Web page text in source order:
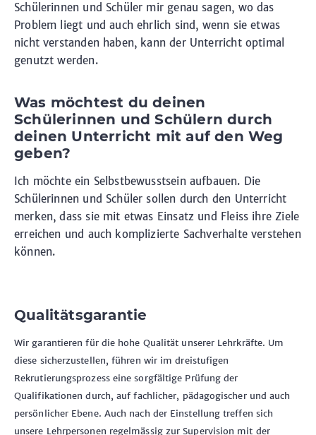
Schülerinnen und Schüler mir genau sagen, wo das
Problem liegt und auch ehrlich sind, wenn sie etwas
nicht verstanden haben, kann der Unterricht optimal
genutzt werden.
Was möchtest du deinen
Schülerinnen und Schülern durch
deinen Unterricht mit auf den Weg
geben?
Ich möchte ein Selbstbewusstsein aufbauen. Die
Schülerinnen und Schüler sollen durch den Unterricht
merken, dass sie mit etwas Einsatz und Fleiss ihre Ziele
erreichen und auch komplizierte Sachverhalte verstehen
können.
Qualitätsgarantie
Wir garantieren für die hohe Qualität unserer Lehrkräfte. Um
diese sicherzustellen, führen wir im dreistufigen
Rekrutierungsprozess eine sorgfältige Prüfung der
Qualifikationen durch, auf fachlicher, pädagogischer und auch
persönlicher Ebene. Auch nach der Einstellung treffen sich
unsere Lehrpersonen regelmässig zur Supervision mit der